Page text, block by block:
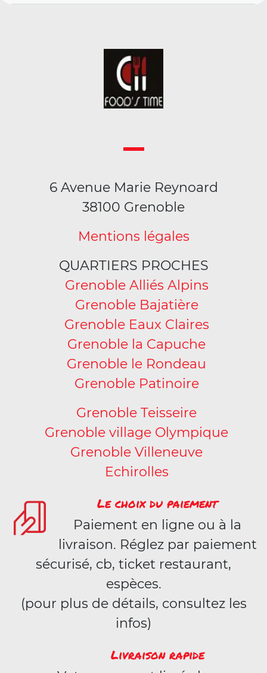
6 Avenue Marie Reynoard
38100 Grenoble
Mentions légales
QUARTIERS PROCHES
Grenoble Alliés Alpins
Grenoble Bajatière
Grenoble Eaux Claires
Grenoble la Capuche
Grenoble le Rondeau
Grenoble Patinoire
Grenoble Teisseire
Grenoble village Olympique
Grenoble Villeneuve
Echirolles
Le choix du paiement
Paiement en ligne ou à la
livraison. Réglez par paiement
sécurisé, cb, ticket restaurant,
espèces.
(pour plus de détails, consultez les
infos)
Livraison rapide